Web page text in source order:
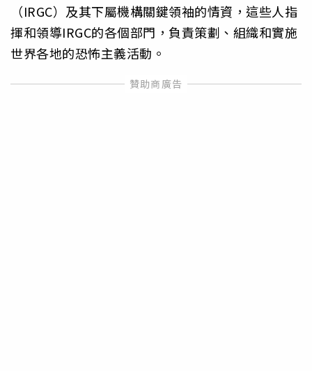
（IRGC）及其下屬機構關鍵領袖的情資，這些人指
揮和領導IRGC的各個部門，負責策劃、組織和實施
世界各地的恐怖主義活動。